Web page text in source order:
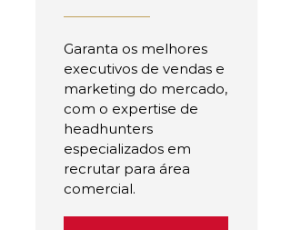
Garanta os melhores
executivos de vendas e
marketing do mercado,
com o expertise de
headhunters
especializados em
recrutar para área
comercial.